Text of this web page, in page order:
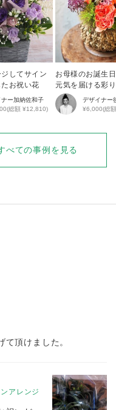
してサイン
お祝い花
ナー加納佐和子
総額 ¥12,810)
お母様のお誕生
元気を届ける彩
花アレンジデザイナー
¥6,000(総
べての事例を見る
頂けました。
アレンジ